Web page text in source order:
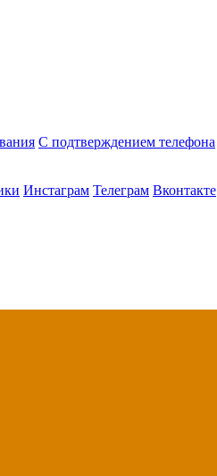
С подтверждением телефона
Инстаграм Телеграм Вконтакте